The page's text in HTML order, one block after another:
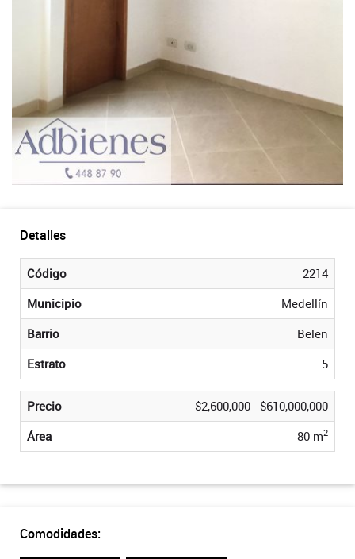
Detalles
Código
2214
Municipio
Medellín
Barrio
Belen
Estrato
5
Precio
$2,600,000 - $610,000,000
Área
80 m2
Comodidades: